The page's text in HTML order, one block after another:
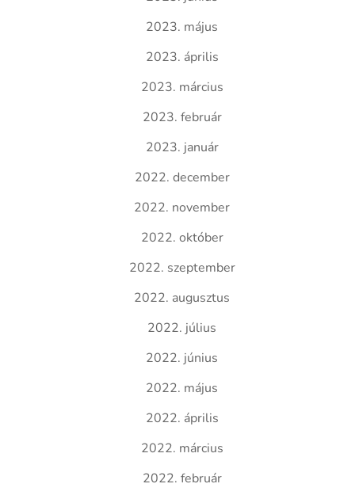
2023. május
2023. április
2023. március
2023. február
2023. január
2022. december
2022. november
2022. október
2022. szeptember
2022. augusztus
2022. július
2022. június
2022. május
2022. április
2022. március
2022. február